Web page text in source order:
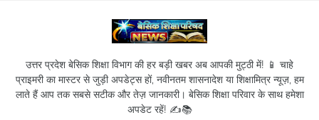
उत्तर प्रदेश बेसिक शिक्षा विभाग की हर बड़ी खबर अब आपकी मुट्ठी में! 📱 चाहे
प्राइमरी का मास्टर से जुड़ी अपडेट्स हों, नवीनतम शासनादेश या शिक्षामित्र न्यूज़, हम
लाते हैं आप तक सबसे सटीक और तेज़ जानकारी। बेसिक शिक्षा परिवार के साथ हमेशा
अपडेट रहें! ✍️📚